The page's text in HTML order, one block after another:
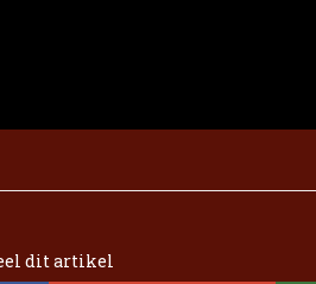
dit artikel